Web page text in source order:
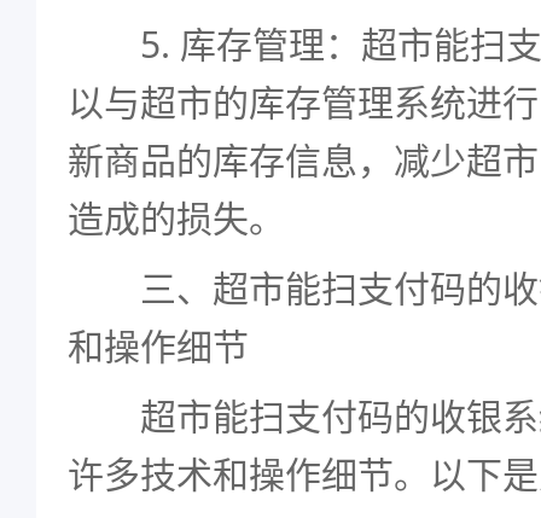
5. 库存管理：超市能扫支
以与超市的库存管理系统进
新商品的库存信息，减少超
造成的损失。
三、超市能扫支付码的收
和操作细节
超市能扫支付码的收银系
许多技术和操作细节。以下